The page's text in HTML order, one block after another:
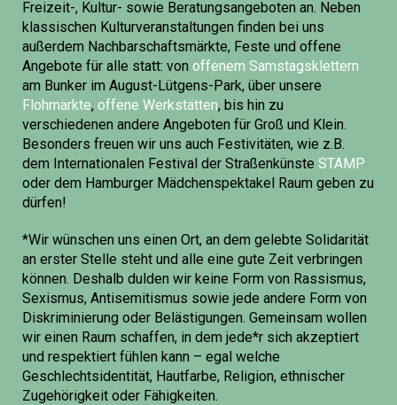
Freizeit-, Kultur- sowie Beratungsangeboten an. Neben
klassischen Kulturveranstaltungen finden bei uns
außerdem Nachbarschaftsmärkte, Feste und offene
Angebote für alle statt: von offenem Samstagsklettern
am Bunker im August-Lütgens-Park, über unsere
Flohmärkte, offene Werkstätten, bis hin zu
verschiedenen andere Angeboten für Groß und Klein.
Besonders freuen wir uns auch Festivitäten, wie z.B.
dem Internationalen Festival der Straßenkünste STAMP
oder dem Hamburger Mädchenspektakel Raum geben zu
dürfen!
*Wir wünschen uns einen Ort, an dem gelebte Solidarität
an erster Stelle steht und alle eine gute Zeit verbringen
können. Deshalb dulden wir keine Form von Rassismus,
Sexismus, Antisemitismus sowie jede andere Form von
Diskriminierung oder Belästigungen. Gemeinsam wollen
wir einen Raum schaffen, in dem jede*r sich akzeptiert
und respektiert fühlen kann – egal welche
Geschlechtsidentität, Hautfarbe, Religion, ethnischer
Zugehörigkeit oder Fähigkeiten.